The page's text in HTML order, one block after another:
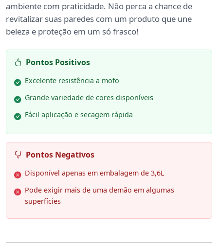
ambiente com praticidade. Não perca a chance de
revitalizar suas paredes com um produto que une
beleza e proteção em um só frasco!
Pontos Positivos
Excelente resistência a mofo
Grande variedade de cores disponíveis
Fácil aplicação e secagem rápida
Pontos Negativos
Disponível apenas em embalagem de 3,6L
Pode exigir mais de uma demão em algumas
superfícies